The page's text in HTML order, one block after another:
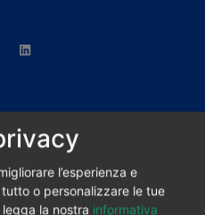
79, 6.ª. AZCA. 28046
l’esperienza e
o personalizzare le tue
la nostra informativa